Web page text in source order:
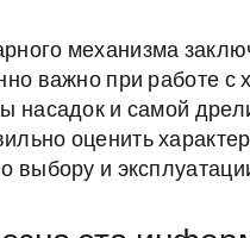
механизма
важно при работе
насадок и самой
оценить
выбору и